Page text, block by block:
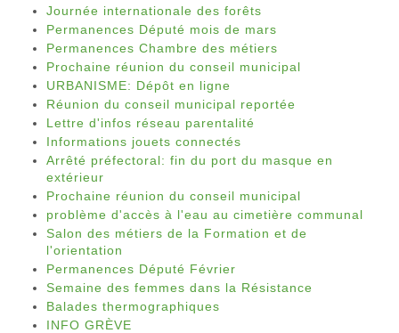
Journée internationale des forêts
Permanences Député mois de mars
Permanences Chambre des métiers
Prochaine réunion du conseil municipal
URBANISME: Dépôt en ligne
Réunion du conseil municipal reportée
Lettre d'infos réseau parentalité
Informations jouets connectés
Arrêté préfectoral: fin du port du masque en
extérieur
Prochaine réunion du conseil municipal
problème d'accès à l'eau au cimetière communal
Salon des métiers de la Formation et de
l'orientation
Permanences Député Février
Semaine des femmes dans la Résistance
Balades thermographiques
INFO GRÈVE